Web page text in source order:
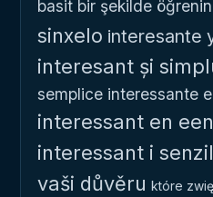
basit bir şekilde öğrenin
sinxelo interesante
interesant și
semplice interessante
interessant en
interessant i
vaši důvěru które